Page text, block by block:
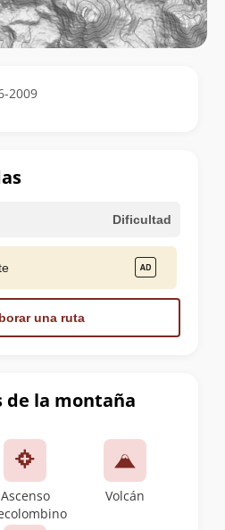
2009
de la montaña
Ascenso
Volcán
Dificultad
una ruta